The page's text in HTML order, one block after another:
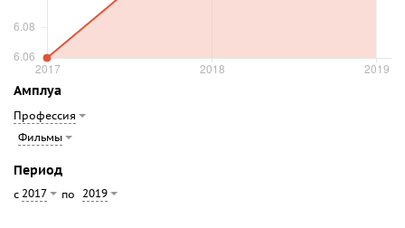
Амплуа
Профессия
Фильмы
Период
с 2017 по 2019